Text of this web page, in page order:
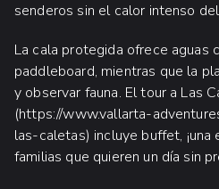
senderos sin el calor intenso
La cala protegida ofrece aguas
paddleboard, mientras que la
y observar fauna. El tour a Las
(https://www.vallarta-
las-caletas) incluye buffet,
familias que quieren un día sin